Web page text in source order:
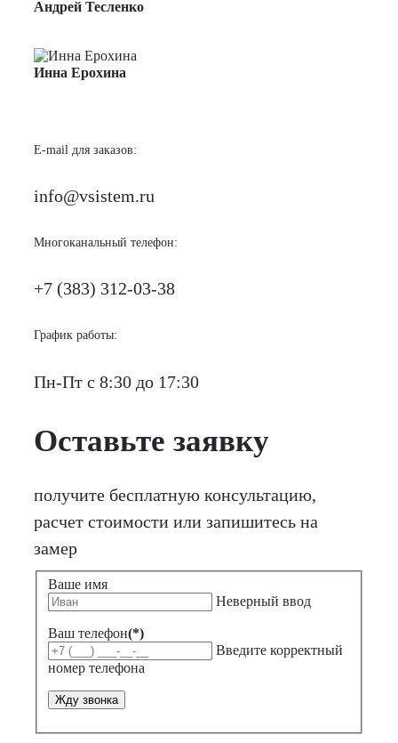
Андрей Тесленко
Инна Ерохина
E-mail для заказов:
info@vsistem.ru
Многоканальный телефон:
+7 (383) 312-03-38
График работы:
Пн-Пт с 8:30 до 17:30
Оставьте заявку
получите бесплатную консультацию,
расчет стоимости или запишитесь на
замер
Ваше имя
Неверный ввод
Ваш телефон(*)
Введите корректный
номер телефона
Жду звонка